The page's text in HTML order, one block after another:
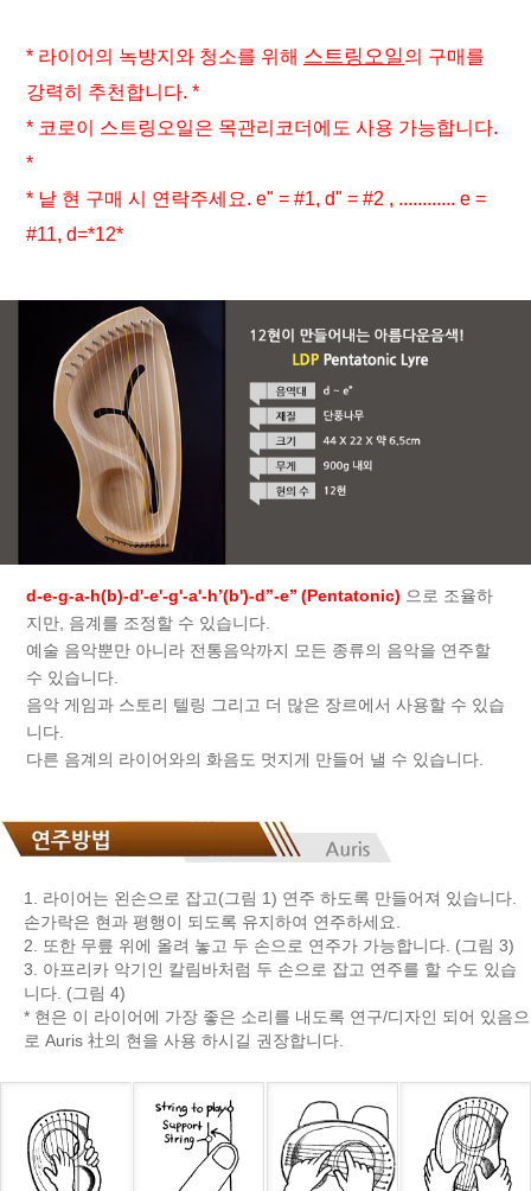
* 라이어의 녹방지와 청소를 위해 스트링오일의 구매를
강력히 추천합니다. *
* 코로이 스트링오일은 목관리코더에도 사용 가능합니다.
*
* 낱 현 구매 시 연락주세요. e" = #1, d" = #2 , ............ e =
#11, d=*12*
d-e-g-a-h(b)-d'-e'-g'-a'-h’(b')-d’’-e’’ (Pentatonic) 으로 조율하
지만, 음계를 조정할 수 있습니다.
예술 음악뿐만 아니라 전통음악까지 모든 종류의 음악을 연주할
수 있습니다.
음악 게임과 스토리 텔링 그리고 더 많은 장르에서 사용할 수 있습
니다.
다른 음계의 라이어와의 화음도 멋지게 만들어 낼 수 있습니다.
1. 라이어는 왼손으로 잡고(그림 1) 연주 하도록 만들어져 있습니다.
손가락은 현과 평행이 되도록 유지하여 연주하세요.
2. 또한 무릎 위에 올려 놓고 두 손으로 연주가 가능합니다. (그림 3)
3. 아프리카 악기인 칼림바처럼 두 손으로 잡고 연주를 할 수도 있습
니다. (그림 4)
* 현은 이 라이어에 가장 좋은 소리를 내도록 연구/디자인 되어 있음으
로 Auris 社의 현을 사용 하시길 권장합니다.